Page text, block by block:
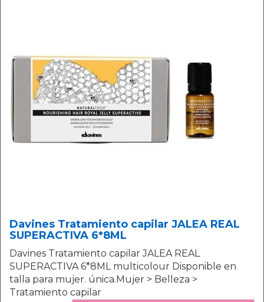
Davines Tratamiento capilar JALEA REAL
SUPERACTIVA 6*8ML
Davines Tratamiento capilar JALEA REAL
SUPERACTIVA 6*8ML multicolour Disponible en
talla para mujer. única.Mujer > Belleza >
Tratamiento capilar